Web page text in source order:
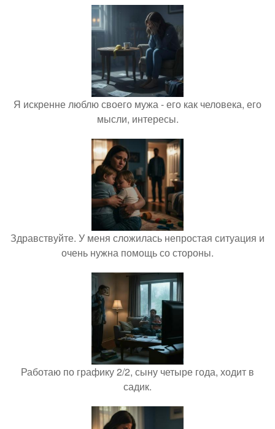
Я искренне люблю своего мужа - его как человека, его
мысли, интересы.
Здравствуйте. У меня сложилась непростая ситуация и
очень нужна помощь со стороны.
Работаю по графику 2/2, сыну четыре года, ходит в
садик.